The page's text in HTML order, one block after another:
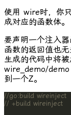
使用 wire时，你
成对应的函数体。
要声明一个注入
函数的返回值也
生成的代码中将
wire_demo/demo
到一个Z。
//go:build wireinject
// +build wireinject